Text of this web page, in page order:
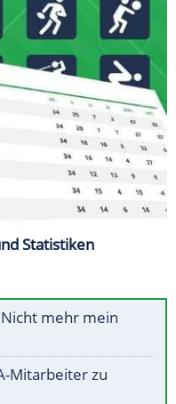
Statistiken
mehr mein
Mitarbeiter zu